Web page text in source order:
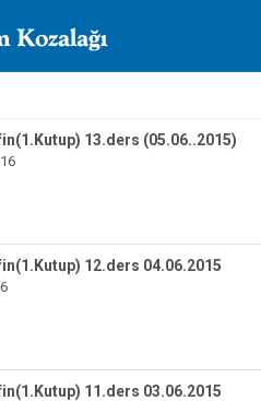
13.ders (05.06..2015)
12.ders 04.06.2015
11.ders 03.06.2015